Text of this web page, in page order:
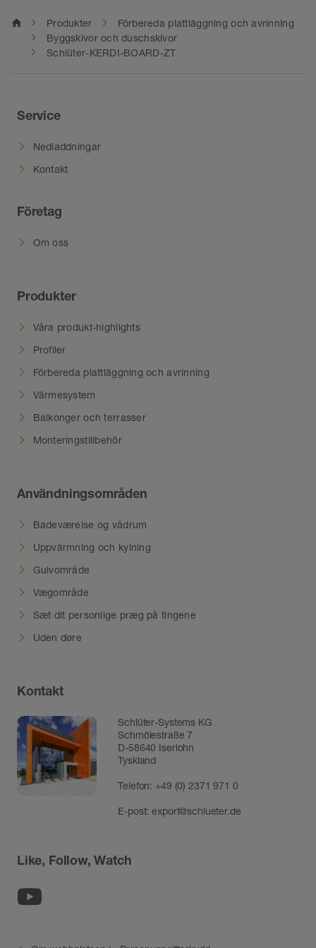
home Produkter
Förbereda plattläggning och avrinning
Byggskivor och duschskivor
Schlüter-KERDI-BOARD-ZT
Service
Nedladdningar
Kontakt
Företag
Om oss
Produkter
Våra produkt-highlights
Profiler
Förbereda plattläggning och avrinning
Värmesystem
Balkonger och terrasser
Monteringstillbehör
Användningsområden
Badeværelse og vådrum
Uppvärmning och kylning
Gulvområde
Vægområde
Sæt dit personlige præg på tingene
Uden døre
Kontakt
Schlüter-Systems KG
Schmölestraße 7
D-58640 Iserlohn
Tyskland
Telefon:+49 (0) 2371 971 0
E-post:export@schlueter.de
Like, Follow, Watch